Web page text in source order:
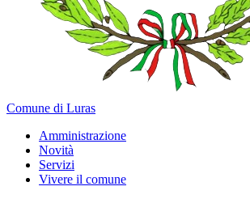
Comune di Luras
Amministrazione
Novità
Servizi
Vivere il comune